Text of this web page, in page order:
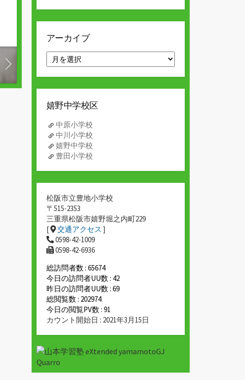
アーカイブ
ー
カ
イ
嬉野中学校区
中原小学校
中川小学校
嬉野中学校
豊田小学校
松阪市立豊地小学校
〒515-2353
三重県松阪市嬉野堀之内町229
[
交通アクセス ]
0598-42-1009
0598-42-6936
総訪問者数 : 65674
今日の訪問者UU数 : 42
昨日の訪問者UU数 : 69
総閲覧数 : 202974
今日の閲覧PV数 : 91
カウント開始日 : 2021年3月15日